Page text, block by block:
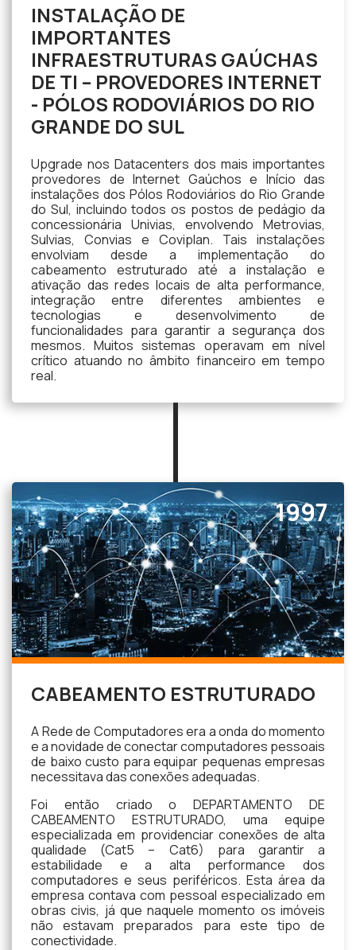
INSTALAÇÃO DE
IMPORTANTES
INFRAESTRUTURAS GAÚCHAS
DE TI – PROVEDORES INTERNET
- PÓLOS RODOVIÁRIOS DO RIO
GRANDE DO SUL
Upgrade nos Datacenters dos mais importantes
provedores de Internet Gaúchos e Início das
instalações dos Pólos Rodoviários do Rio Grande
do Sul, incluindo todos os postos de pedágio da
concessionária Univias, envolvendo Metrovias,
Sulvias, Convias e Coviplan. Tais instalações
envolviam desde a implementação do
cabeamento estruturado até a instalação e
ativação das redes locais de alta performance,
integração entre diferentes ambientes e
tecnologias e desenvolvimento de
funcionalidades para garantir a segurança dos
mesmos. Muitos sistemas operavam em nível
crítico atuando no âmbito financeiro em tempo
real.
1997
CABEAMENTO ESTRUTURADO
A Rede de Computadores era a onda do momento
e a novidade de conectar computadores pessoais
de baixo custo para equipar pequenas empresas
necessitava das conexões adequadas.
Foi então criado o DEPARTAMENTO DE
CABEAMENTO ESTRUTURADO, uma equipe
especializada em providenciar conexões de alta
qualidade (Cat5 – Cat6) para garantir a
estabilidade e a alta performance dos
computadores e seus periféricos. Esta área da
empresa contava com pessoal especializado em
obras civis, já que naquele momento os imóveis
não estavam preparados para este tipo de
conectividade.